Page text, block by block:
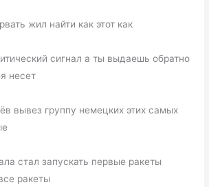
жил найти как этот как
сигнал а ты выдаешь обратно
несет
вывез группу немецких этих самых
стал запускать первые ракеты
ракеты